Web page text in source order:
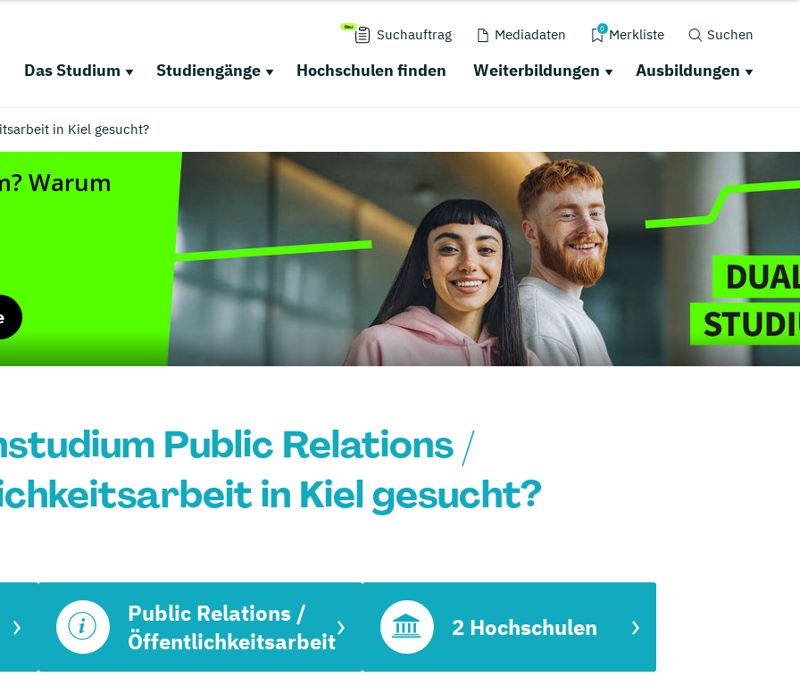
Suchauftrag Mediadaten 0 Merkliste Suchen
Das Studium Studiengänge Hochschulen finden Weiterbildungen Ausbildungen
in Kiel gesucht?
Public Relations /
in Kiel gesucht?
Public Relations /
Öffentlichkeitsarbeit
2 Hochschulen